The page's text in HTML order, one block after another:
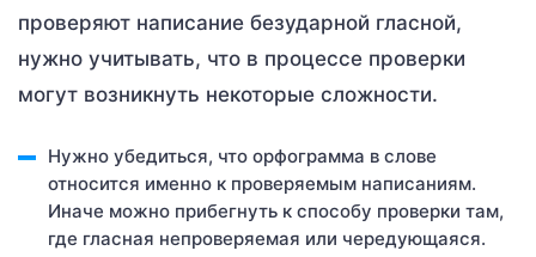
проверяют написание безударной гласной,
нужно учитывать, что в процессе проверки
могут возникнуть некоторые сложности.
Нужно убедиться, что орфограмма в слове
относится именно к проверяемым написаниям.
Иначе можно прибегнуть к способу проверки там,
где гласная непроверяемая или чередующаяся.